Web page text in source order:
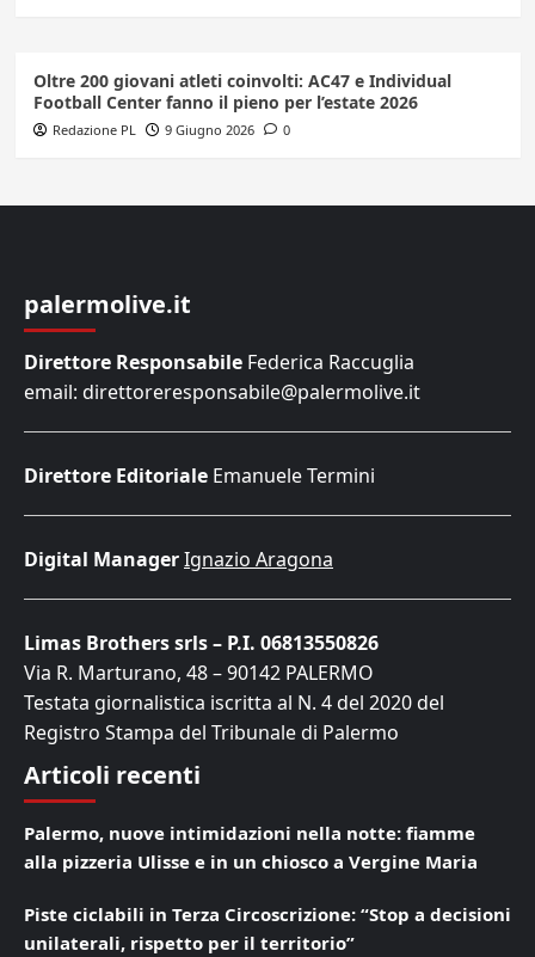
Oltre 200 giovani atleti coinvolti: AC47 e Individual
Football Center fanno il pieno per l’estate 2026
Redazione PL 9 Giugno 2026 0
palermolive.it
Direttore Responsabile Federica Raccuglia
email: direttoreresponsabile@palermolive.it
Direttore Editoriale Emanuele Termini
Digital ManagerIgnazio Aragona
Limas Brothers srls – P.I. 06813550826
Via R. Marturano, 48 – 90142 PALERMO
Testata giornalistica iscritta al N. 4 del 2020 del
Registro Stampa del Tribunale di Palermo
Articoli recenti
Palermo, nuove intimidazioni nella notte: fiamme
alla pizzeria Ulisse e in un chiosco a Vergine Maria
Piste ciclabili in Terza Circoscrizione: “Stop a decisioni
unilaterali, rispetto per il territorio”